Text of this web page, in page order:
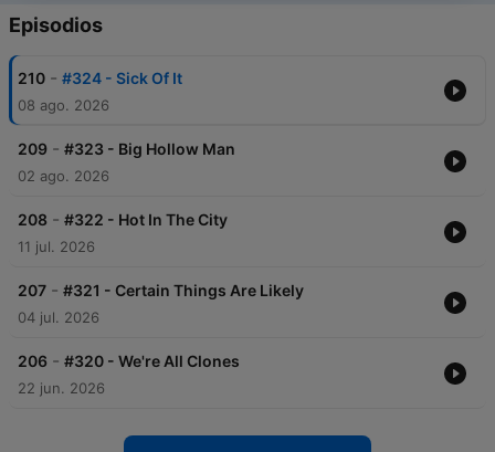
Episodios
210 - #324 - Sick Of It
08 ago. 2026
209 - #323 - Big Hollow Man
02 ago. 2026
208 - #322 - Hot In The City
11 jul. 2026
207 - #321 - Certain Things Are Likely
04 jul. 2026
206 - #320 - We're All Clones
22 jun. 2026